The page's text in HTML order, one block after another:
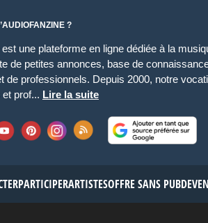
?
une plateforme en ligne dédiée à la
de petites annonces, base de
de professionnels. Depuis 2000, notre
prof... Lire la suite
PARTICIPERARTISTESOFFRE SANS PUB